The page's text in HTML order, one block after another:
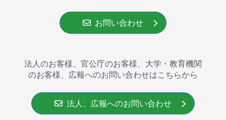
お問い合わせ
法人のお客様、官公庁のお客様、大学・教育機関
のお客様、広報へのお問い合わせはこちらから
法人、広報へのお問い合わせ